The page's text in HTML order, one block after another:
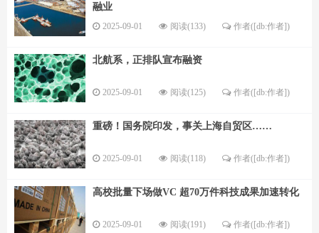
融业
2025-09-01 阅读(133) 作者([db:作者])
北航系，正排队宣布融资
2025-09-01 阅读(125) 作者([db:作者])
重磅！国务院印发，事关上海自贸区……
2025-09-01 阅读(118) 作者([db:作者])
高校批量下场做VC 超70万件科技成果加速转化
2025-09-01 阅读(191) 作者([db:作者])